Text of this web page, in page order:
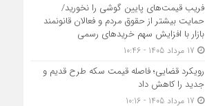
فریب قیمت‌های پایین گوشی را نخورید/
حمایت بیشتر از حقوق مردم و فعالان قانونمند
بازار با افزایش سهم خریدهای رسمی
رویکرد قضایی؛ فاصله قیمت سکه طرح قدیم و
جدید را کاهش داد